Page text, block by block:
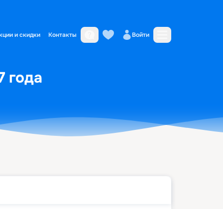
и скидки Контакты Войти
года